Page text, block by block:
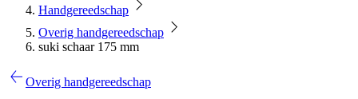
Handgereedschap
Overig handgereedschap
suki schaar 175 mm
Overig handgereedschap